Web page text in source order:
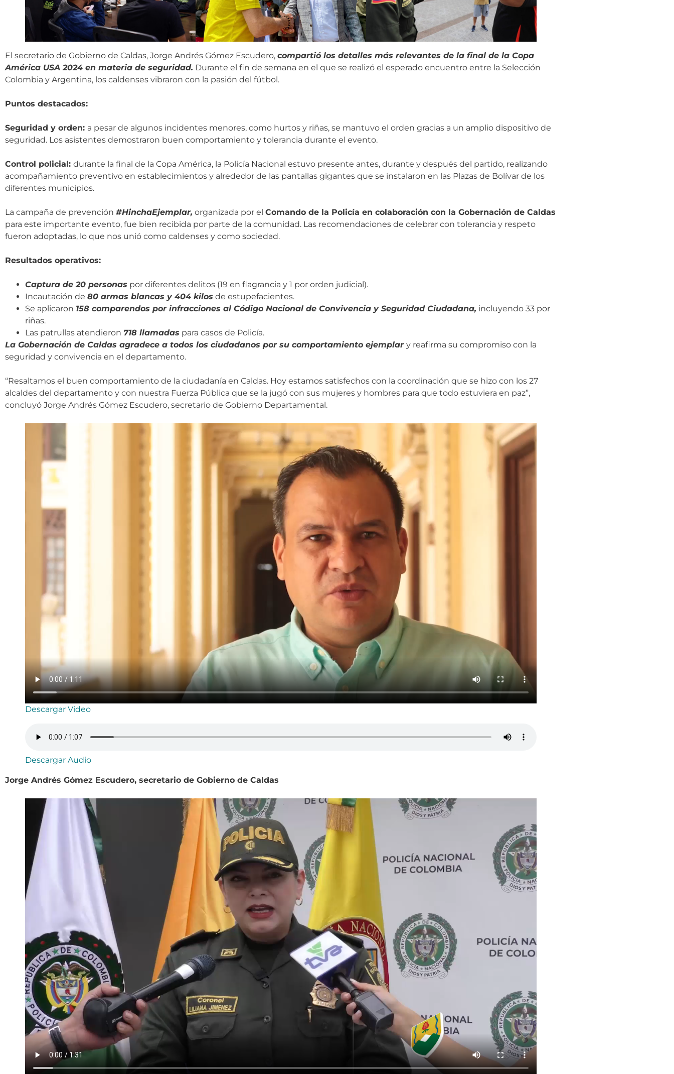
El secretario de Gobierno de Caldas, Jorge Andrés Gómez Escudero, compartió los detalles más relevantes de la final de la Copa
América USA 2024 en materia de seguridad. Durante el fin de semana en el que se realizó el esperado encuentro entre la Selección
Colombia y Argentina, los caldenses vibraron con la pasión del fútbol.
Puntos destacados:
Seguridad y orden: a pesar de algunos incidentes menores, como hurtos y riñas, se mantuvo el orden gracias a un amplio dispositivo de
seguridad. Los asistentes demostraron buen comportamiento y tolerancia durante el evento.
Control policial: durante la final de la Copa América, la Policía Nacional estuvo presente antes, durante y después del partido, realizando
acompañamiento preventivo en establecimientos y alrededor de las pantallas gigantes que se instalaron en las Plazas de Bolívar de los
diferentes municipios.
La campaña de prevención #HinchaEjemplar, organizada por el Comando de la Policía en colaboración con la Gobernación de Caldas
para este importante evento, fue bien recibida por parte de la comunidad. Las recomendaciones de celebrar con tolerancia y respeto
fueron adoptadas, lo que nos unió como caldenses y como sociedad.
Resultados operativos:
Captura de 20 personas por diferentes delitos (19 en flagrancia y 1 por orden judicial).
Incautación de 80 armas blancas y 404 kilos de estupefacientes.
Se aplicaron 158 comparendos por infracciones al Código Nacional de Convivencia y Seguridad Ciudadana, incluyendo 33 por
riñas.
Las patrullas atendieron 718 llamadas para casos de Policía.
La Gobernación de Caldas agradece a todos los ciudadanos por su comportamiento ejemplar y reafirma su compromiso con la
seguridad y convivencia en el departamento.
“Resaltamos el buen comportamiento de la ciudadanía en Caldas. Hoy estamos satisfechos con la coordinación que se hizo con los 27
alcaldes del departamento y con nuestra Fuerza Pública que se la jugó con sus mujeres y hombres para que todo estuviera en paz”,
concluyó Jorge Andrés Gómez Escudero, secretario de Gobierno Departamental.
Descargar Video
Descargar Audio
Jorge Andrés Gómez Escudero, secretario de Gobierno de Caldas